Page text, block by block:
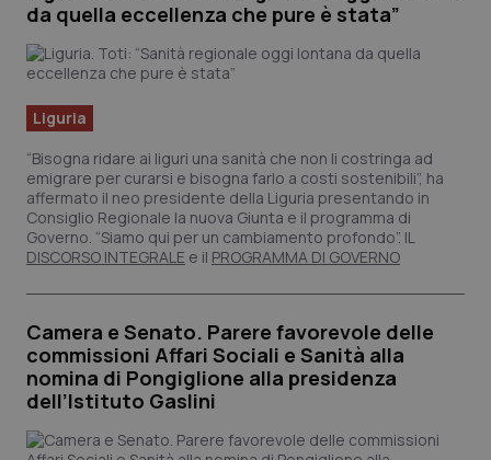
Molise
Piemonte
Provincia Autonoma di Bolzano
Provincia Autonoma di Trento
Puglia
Sardegna
Sicilia
Toscana
Epatiti
HIV
Infezioni & Febbre
Ipertensione & Scompenso
Malattie rare
Malattia di Crohn & Rettocolite Ulcerosa
Neuroscienze & patologie neurodegenerative
Obesità
da quella eccellenza che pure è stata”
Liguria
“Bisogna ridare ai liguri una sanità che non li costringa ad
emigrare per curarsi e bisogna farlo a costi sostenibili”, ha
affermato il neo presidente della Liguria presentando in
Consiglio Regionale la nuova Giunta e il programma di
Governo. “Siamo qui per un cambiamento profondo”. IL
DISCORSO INTEGRALE e il PROGRAMMA DI GOVERNO
Camera e Senato. Parere favorevole delle
commissioni Affari Sociali e Sanità alla
nomina di Pongiglione alla presidenza
dell’Istituto Gaslini